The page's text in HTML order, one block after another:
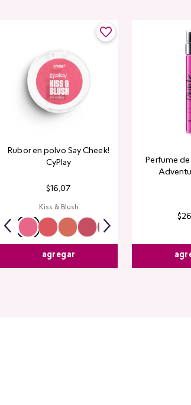
Rubor en polvo Say Cheek!
CyPlay
$16,07
Kiss & Blush
agregar
Perfume
$26